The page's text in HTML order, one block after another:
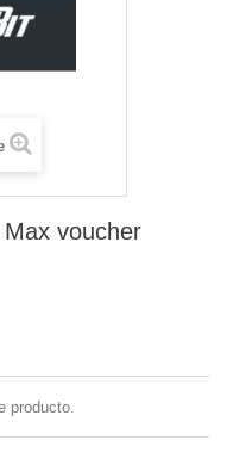
voucher
producto.